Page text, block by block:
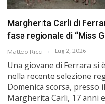
Margherita Carli di
fase regionale di “Miss
Matteo Ricci Lug 2, 2026
Una giovane di Ferrara si
nella recente selezione
Domenica scorsa, presso
Margherita Carli, 17 anni